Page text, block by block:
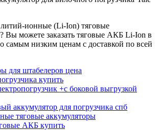
ионные (Li-Ion) тяговые
Вы можете заказать тяговые АКБ Li-Ion в
самым низким ценам с доставкой по всей
для штабелеров цена
купить
+с боковой выгрузкой
аккумулятор для погрузчика спб
тяговые аккумуляторы
АКБ купить